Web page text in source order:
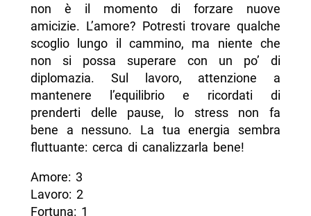
non è il momento di forzare nuove
amicizie. L’amore? Potresti trovare qualche
scoglio lungo il cammino, ma niente che
non si possa superare con un po’ di
diplomazia. Sul lavoro, attenzione a
mantenere l’equilibrio e ricordati di
prenderti delle pause, lo stress non fa
bene a nessuno. La tua energia sembra
fluttuante: cerca di canalizzarla bene!
Amore: 3
Lavoro: 2
Fortuna: 1